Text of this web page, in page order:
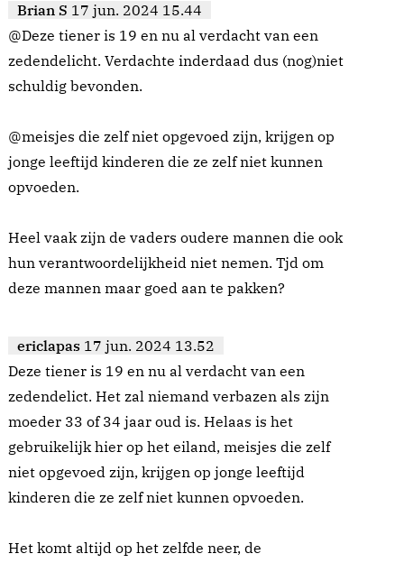
Brian S 17 jun. 2024 15.44
@Deze tiener is 19 en nu al verdacht van een
zedendelicht. Verdachte inderdaad dus (nog)niet
schuldig bevonden.
@meisjes die zelf niet opgevoed zijn, krijgen op
jonge leeftijd kinderen die ze zelf niet kunnen
opvoeden.
Heel vaak zijn de vaders oudere mannen die ook
hun verantwoordelijkheid niet nemen. Tjd om
deze mannen maar goed aan te pakken?
ericlapas 17 jun. 2024 13.52
Deze tiener is 19 en nu al verdacht van een
zedendelict. Het zal niemand verbazen als zijn
moeder 33 of 34 jaar oud is. Helaas is het
gebruikelijk hier op het eiland, meisjes die zelf
niet opgevoed zijn, krijgen op jonge leeftijd
kinderen die ze zelf niet kunnen opvoeden.
Het komt altijd op het zelfde neer, de